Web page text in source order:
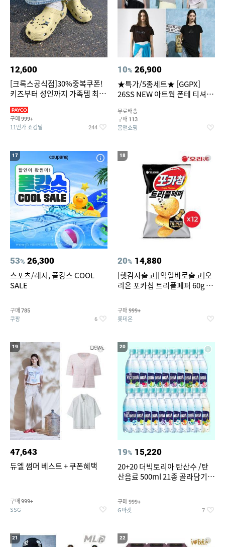
12,600
[크록스공식점]30%중복쿠폰!
키즈부터 성인까지 가족템 최대
구매 999+
11번가 쇼킹딜 244
10% 26,900
★특가/5종세트★ [GGPX]
26SS NEW 아트웍 폰테 티셔츠
무료배송
구매 113
홈앤쇼핑
17
53% 26,300
스포츠/레저, 풀캉스 COOL
SALE
구매 785
쿠팡 6
18
20% 14,880
[햇감자출고][익일바로출고]오
리온 포카칩 트리플페퍼 60g 12
구매 999+
롯데온
19
47,643
듀엘 썸머 베스트 + 쿠폰혜택
구매 999+
SSG
20
19% 15,220
20+20 더빅토리아 탄산수 /탄
산음료 500ml 21종 골라담기
구매 999+
G마켓 7
21 22